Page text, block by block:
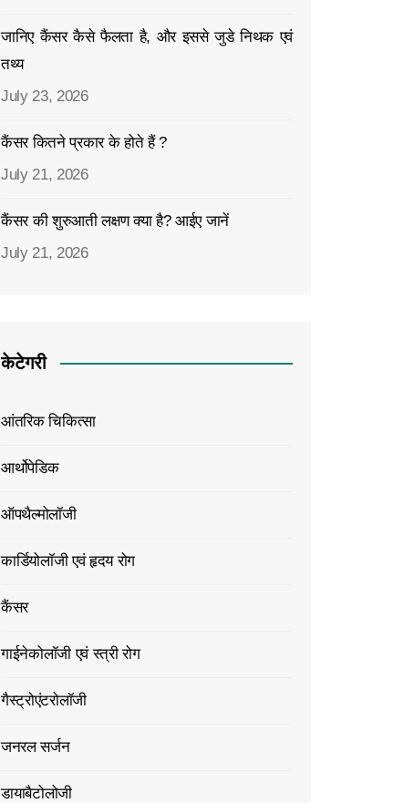
जानिए कैंसर कैसे फैलता है, और इससे जुडे निथक एवं
तथ्य
July 23, 2026
कैंसर कितने प्रकार के होते हैं ?
July 21, 2026
कैंसर की शुरुआती लक्षण क्या है? आईए जानें
July 21, 2026
केटेगरी
आंतरिक चिकित्सा
आर्थोपेडिक
ऑपथैल्मोलॉजी
कार्डियोलॉजी एवं हृदय रोग
कैंसर
गाईनेकोलॉजी एवं स्त्री रोग
गैस्ट्रोएंटरोलॉजी
जनरल सर्जन
डायाबैटोलोजी